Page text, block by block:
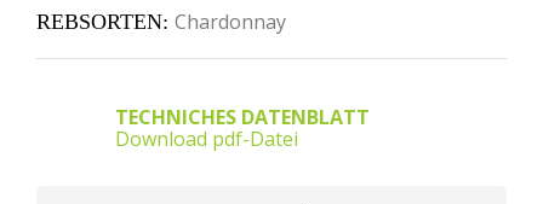
REBSORTEN Chardonnay
TECHNICHES DATENBLATT
Download pdf-Datei